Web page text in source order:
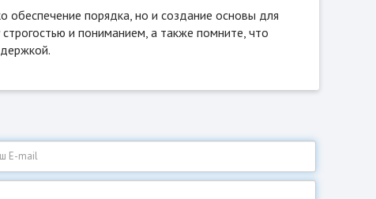
обеспечение порядка, но и создание основы для
и пониманием, а также помните, что